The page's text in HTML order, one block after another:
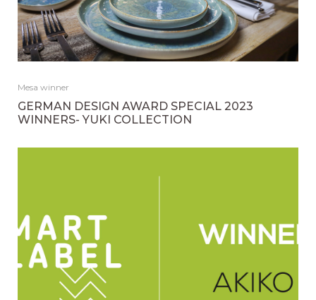
Mesa winner
GERMAN DESIGN AWARD SPECIAL 2023
WINNERS- YUKI COLLECTION